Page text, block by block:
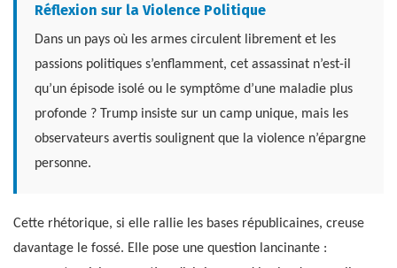
Réflexion sur la Violence Politique
Dans un pays où les armes circulent librement et les
passions politiques s’enflamment, cet assassinat n’est-il
qu’un épisode isolé ou le symptôme d’une maladie plus
profonde ? Trump insiste sur un camp unique, mais les
observateurs avertis soulignent que la violence n’épargne
personne.
Cette rhétorique, si elle rallie les bases républicaines, creuse
davantage le fossé. Elle pose une question lancinante :